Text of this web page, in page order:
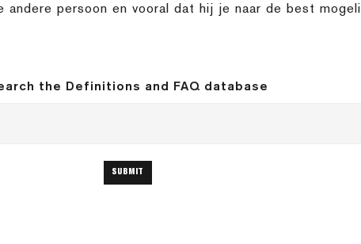
persoon en vooral dat hij je naar de best
the Definitions and FAQ database